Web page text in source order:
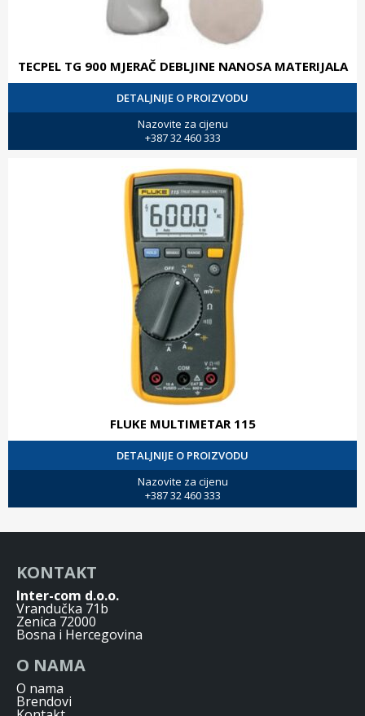
TECPEL TG 900 MJERAČ DEBLJINE NANOSA MATERIJALA
DETALJNIJE O PROIZVODU
Nazovite za cijenu
+387 32 460 333
FLUKE MULTIMETAR 115
DETALJNIJE O PROIZVODU
Nazovite za cijenu
+387 32 460 333
KONTAKT
Inter-com d.o.o.
Vrandučka 71b
Zenica 72000
Bosna i Hercegovina
O NAMA
O nama
Brendovi